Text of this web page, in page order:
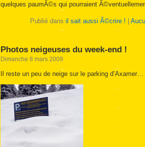
quelques paumÃ©s qui pourraient
Publié dans il sait aussi Ã©crire !
Photos neigeuses du week-end !
Dimanche 8 mars 2009
Il reste un peu de neige sur le parking d’Axamer…